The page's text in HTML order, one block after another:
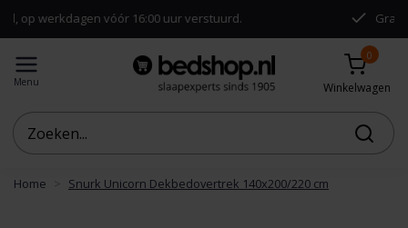
vóór 16:00 uur verstuurd. Gratis
Menu
0
Winkelwagen
Home Snurk Unicorn Dekbedovertrek 140x200/220 cm